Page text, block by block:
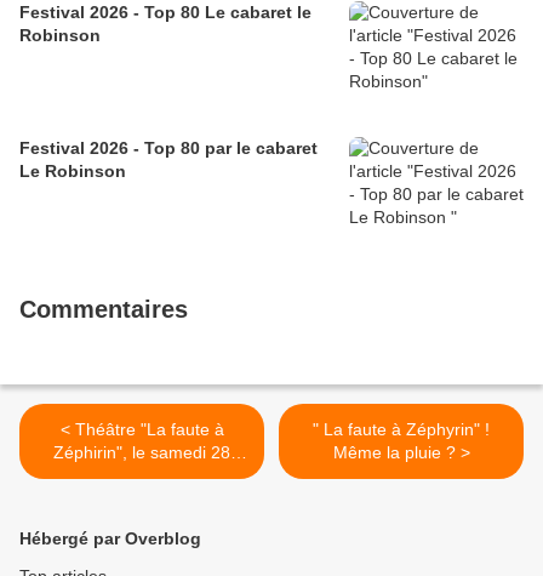
Festival 2026 - Top 80 Le cabaret le
Robinson
Festival 2026 - Top 80 par le cabaret
Le Robinson
Commentaires
< Théâtre "La faute à
Zéphirin", le samedi 28
juillet
" La faute à Zéphyrin" !
Même la pluie ? >
Hébergé par Overblog